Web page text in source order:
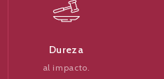
Dureza
al impacto.